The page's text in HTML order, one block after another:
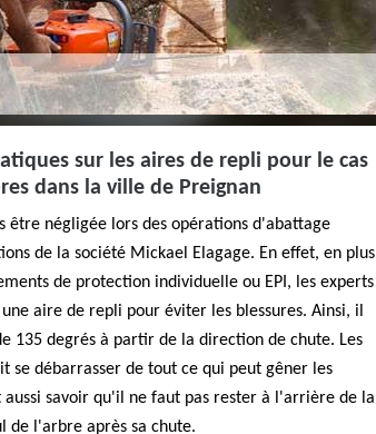
sur les aires de repli pour le cas
dans la ville de Preignan
être négligée lors des opérations d'abattage
de la société Mickael Elagage. En effet, en plus
de protection individuelle ou EPI, les experts
aire de repli pour éviter les blessures. Ainsi, il
135 degrés à partir de la direction de chute. Les
se débarrasser de tout ce qui peut gêner les
savoir qu'il ne faut pas rester à l'arrière de la
de l'arbre après sa chute.